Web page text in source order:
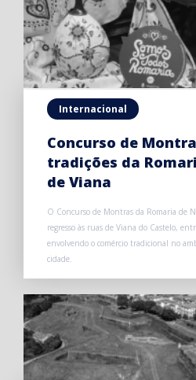
Internacional
Concurso de
tradições da
de Viana
O Concurso de Montras da Romaria de
regresso às ruas de Viana do Castelo,
envolvendo o comércio tradicional no
cidade.